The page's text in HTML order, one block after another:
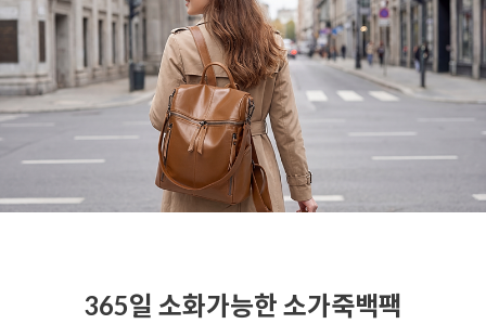
365일 소화가능한 소가죽백팩